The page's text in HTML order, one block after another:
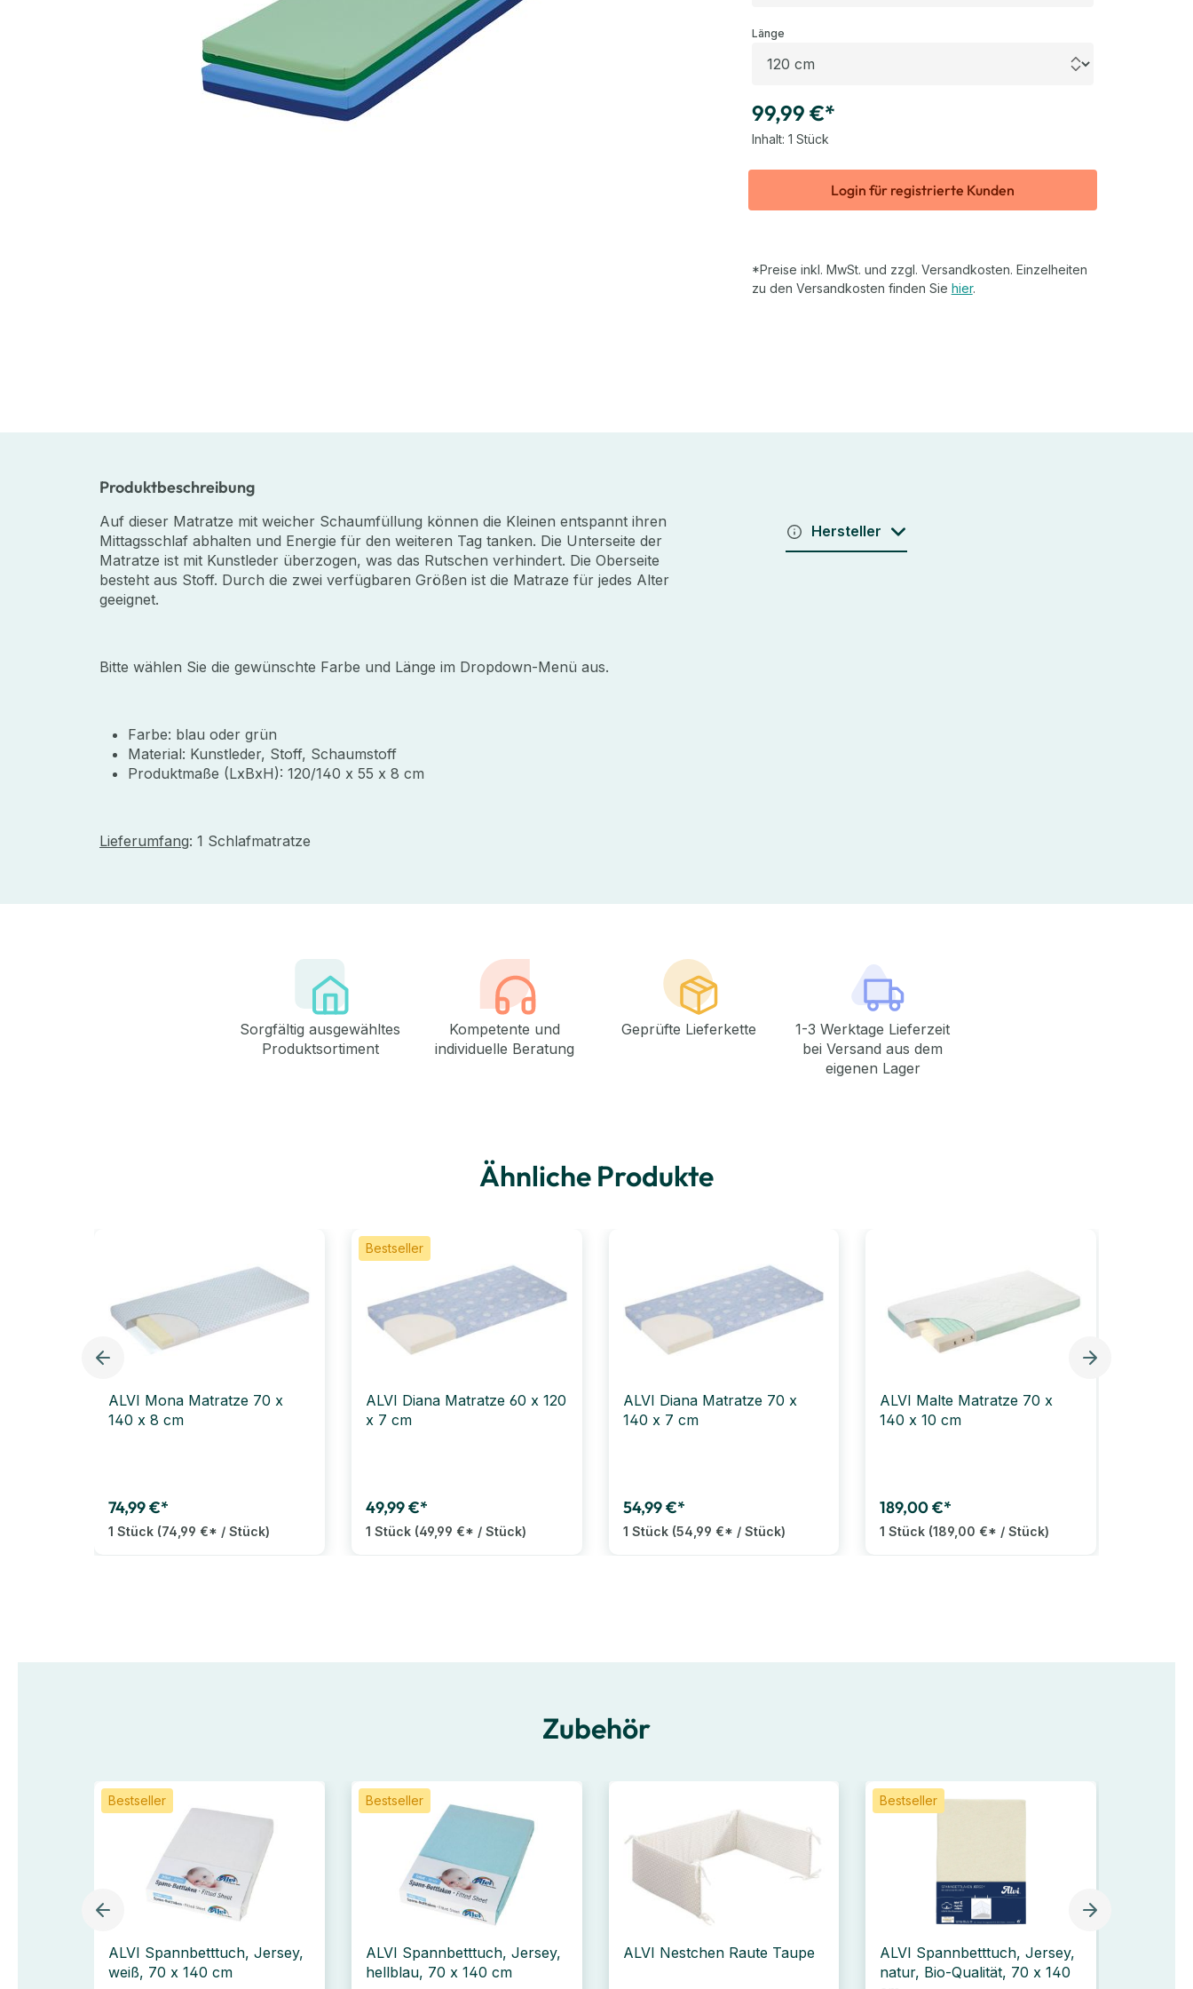
Längeauswählen
99,99 €*
Inhalt: 1 Stück
Login für registrierte Kunden
*Preise inkl. MwSt. und zzgl. Versandkosten. Einzelheiten
zu den Versandkosten finden Sie hier.
Produktbeschreibung
Auf dieser Matratze mit weicher Schaumfüllung können die Kleinen entspannt ihren
Mittagsschlaf abhalten und Energie für den weiteren Tag tanken. Die Unterseite der
Matratze ist mit Kunstleder überzogen, was das Rutschen verhindert. Die Oberseite
besteht aus Stoff. Durch die zwei verfügbaren Größen ist die Matraze für jedes Alter
geeignet.
Bitte wählen Sie die gewünschte Farbe und Länge im Dropdown-Menü aus.
Farbe: blau oder grün
Material: Kunstleder, Stoff, Schaumstoff
Produktmaße (LxBxH): 120/140 x 55 x 8 cm
Lieferumfang: 1 Schlafmatratze
Hersteller
Sorgfältig ausgewähltes
Produktsortiment
Kompetente und
individuelle Beratung
Geprüfte Lieferkette
1-3 Werktage Lieferzeit
bei Versand aus dem
eigenen Lager
Ähnliche Produkte
ALVI Mona Matratze 70 x
140 x 8 cm
74,99 €*
1 Stück (74,99 €* / Stück)
Bestseller
ALVI Diana Matratze 60 x 120
x 7 cm
49,99 €*
1 Stück (49,99 €* / Stück)
ALVI Diana Matratze 70 x
140 x 7 cm
54,99 €*
1 Stück (54,99 €* / Stück)
ALVI Malte Matratze 70 x
140 x 10 cm
189,00 €*
1 Stück (189,00 €* / Stück)
Zubehör
Bestseller
ALVI Spannbetttuch, Jersey,
weiß, 70 x 140 cm
Bestseller
ALVI Spannbetttuch, Jersey,
hellblau, 70 x 140 cm
ALVI Nestchen Raute Taupe
Bestseller
ALVI Spannbetttuch, Jersey,
natur, Bio-Qualität, 70 x 140